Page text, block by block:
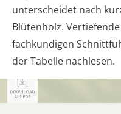
unterscheidet nach
Blütenholz.
fachkundigen
der Tabelle nachlesen.